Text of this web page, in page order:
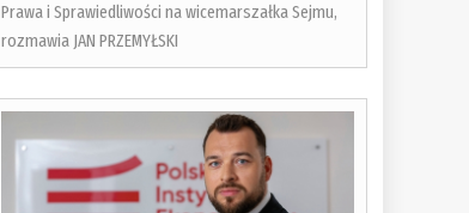
Prawa i Sprawiedliwości na wicemarszałka Sejmu,
rozmawia JAN PRZEMYŁSKI